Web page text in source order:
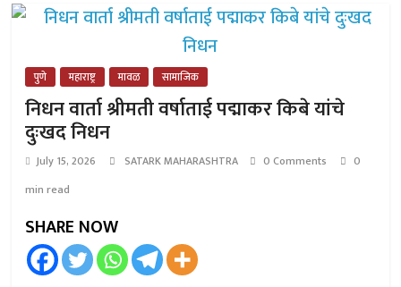
पुणे महाराष्ट्र मावळ सामाजिक
निधन वार्ता श्रीमती वर्षाताई पद्माकर किबे यांचे
दुःखद निधन
July 15, 2026 SATARK MAHARASHTRA 0 Comments
0
min read
SHARE NOW